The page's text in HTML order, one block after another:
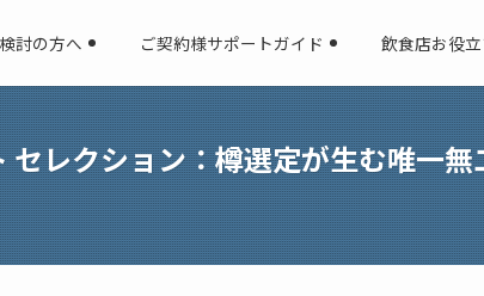
討の方へ ご契約様サポートガイド 飲食店お役
セレクション：樽選定が生む唯一